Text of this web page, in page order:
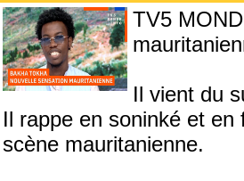
TV5
Il vient du
Il rappe en soninké et
scène mauritanienne.